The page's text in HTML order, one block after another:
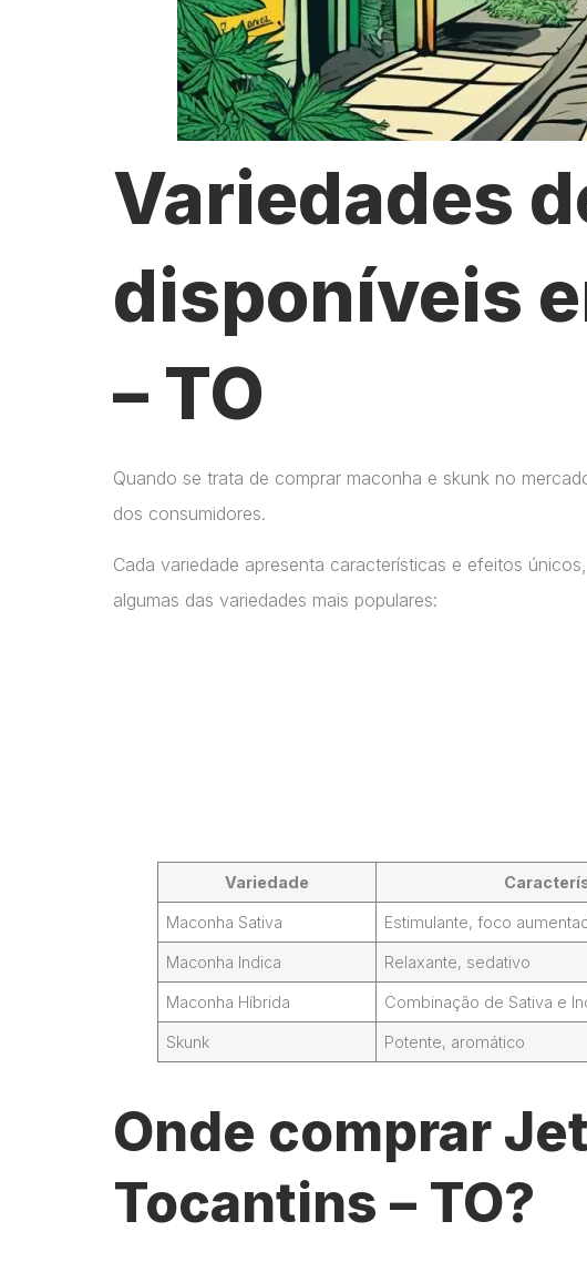
Variedades
disponíveis
– TO
Quando se trata de comprar maconha e skunk no
dos consumidores.
Cada variedade apresenta características e efeitos
algumas das variedades mais populares:
Variedade
Maconha Sativa Estimulante, foco
Maconha Indica Relaxante, sedativo
Maconha Híbrida Combinação de Sativa e
Skunk Potente, aromático
Onde comprar
Tocantins – TO?